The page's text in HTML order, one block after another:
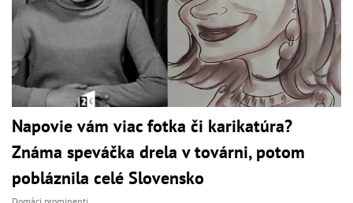
Napovie vám viac fotka či karikatúra?
Známa speváčka drela v továrni, potom
pobláznila celé Slovensko